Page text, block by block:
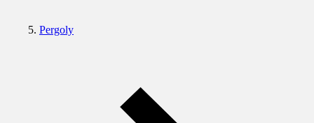
Pergoly